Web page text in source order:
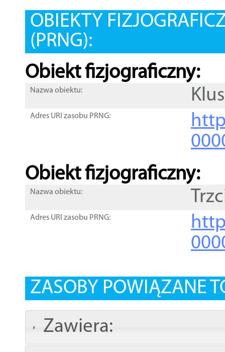
OBIEKTY
(PRNG):
Obiekt fizjograficzny:
Nazwa obiektu:
Adres URI zasobu PRNG:
Obiekt fizjograficzny:
Nazwa obiektu:
Adres URI zasobu PRNG:
ZASOBY POWIĄZANE
Zawiera: